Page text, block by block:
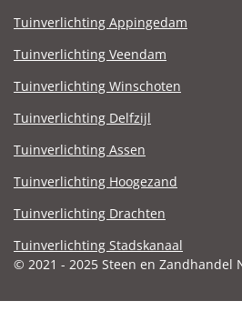
Tuinverlichting Appingedam
Tuinverlichting Veendam
Tuinverlichting Winschoten
Tuinverlichting Delfzijl
Tuinverlichting Assen
Tuinverlichting Hoogezand
Tuinverlichting Drachten
Tuinverlichting Stadskanaal
© 2021 - 2025 Steen en Zandhandel